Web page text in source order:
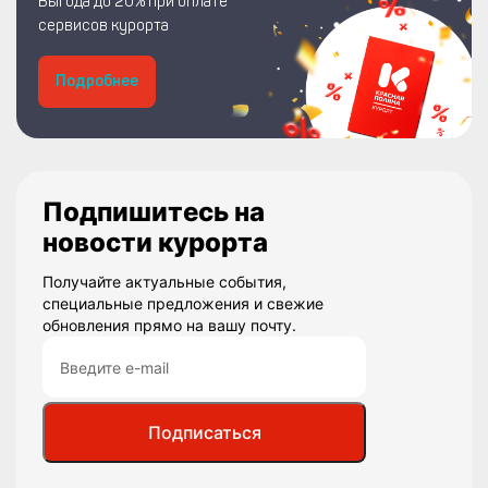
сервисов курорта
Подробнее
Подпишитесь на
новости курорта
Получайте актуальные события,
специальные предложения и свежие
обновления прямо на вашу почту.
Подписаться